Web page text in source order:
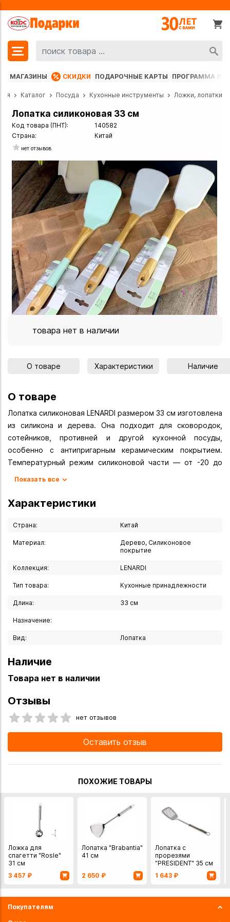
МАГАЗИНЫ СКИДКИ ПОДАРОЧНЫЕ КАРТЫ ПРОГРАММА
Каталог Посуда Кухонные инструменты Ложки, лопатки
Лопатка силиконовая 33 см
Код товара (ПНТ):
140582
Страна:
Китай
нет отзывов
товара нет в наличии
О товаре Характеристики Наличие
О товаре
Лопатка силиконовая LENARDI размером 33 см изготовлена
из силикона и дерева. Она подходит для сковородок,
сотейников, противней и другой кухонной посуды,
особенно с антипригарным керамическим покрытием.
Температурный режим силиконовой части — от -20 до
попадания прямых солнечных лучей и открытого огня.
Показать все
Характеристики
Страна: Китай
Материал:
Дерево, Силиконовое
покрытие
Коллекция: LENARDI
Тип товара: Кухонные принадлежности
Длина: 33 см
Назначение:
Вид: Лопатка
Наличие
Товара нет в наличии
Отзывы
нет отзывов
Оставить отзыв
ПОХОЖИЕ ТОВАРЫ
Ложка для
спагетти "Rosle"
31 см
3 457 ₽
Лопатка "Brabantia"
41 см
2 650 ₽
Лопатка с
прорезями
"PRESIDENT" 35 см
1 643 ₽
Покупателям